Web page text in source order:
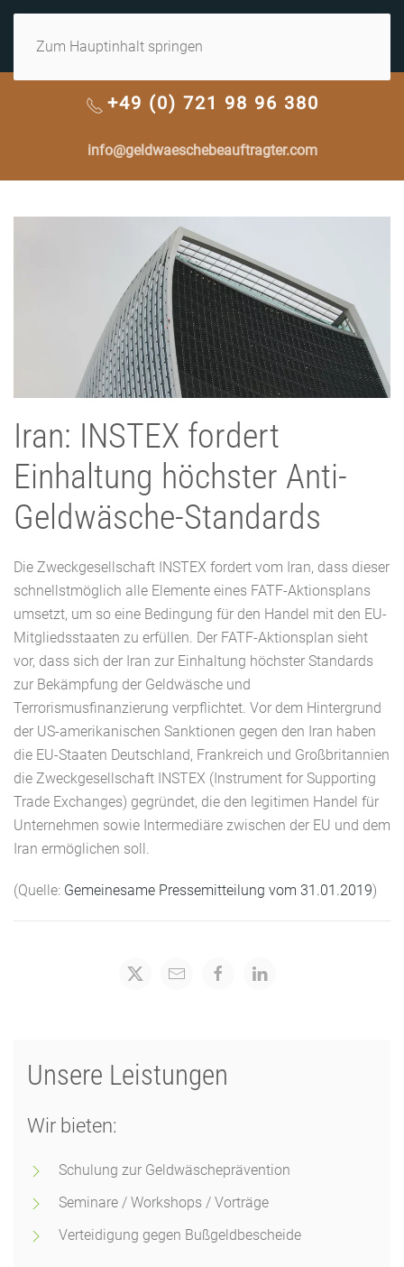
Zum Hauptinhalt springen
+49 (0) 721 98 96 380
info@geldwaeschebeauftragter.com
Iran: INSTEX fordert
Einhaltung höchster Anti-
Geldwäsche-Standards
Die Zweckgesellschaft INSTEX fordert vom Iran, dass dieser
schnellstmöglich alle Elemente eines FATF-Aktionsplans
umsetzt, um so eine Bedingung für den Handel mit den EU-
Mitgliedsstaaten zu erfüllen. Der FATF-Aktionsplan sieht
vor, dass sich der Iran zur Einhaltung höchster Standards
zur Bekämpfung der Geldwäsche und
Terrorismusfinanzierung verpflichtet. Vor dem Hintergrund
der US-amerikanischen Sanktionen gegen den Iran haben
die EU-Staaten Deutschland, Frankreich und Großbritannien
die Zweckgesellschaft INSTEX (Instrument for Supporting
Trade Exchanges) gegründet, die den legitimen Handel für
Unternehmen sowie Intermediäre zwischen der EU und dem
Iran ermöglichen soll.
(Quelle: Gemeinesame Pressemitteilung vom 31.01.2019)
Unsere Leistungen
Wir bieten:
Schulung zur Geldwäscheprävention
Seminare / Workshops / Vorträge
Verteidigung gegen Bußgeldbescheide